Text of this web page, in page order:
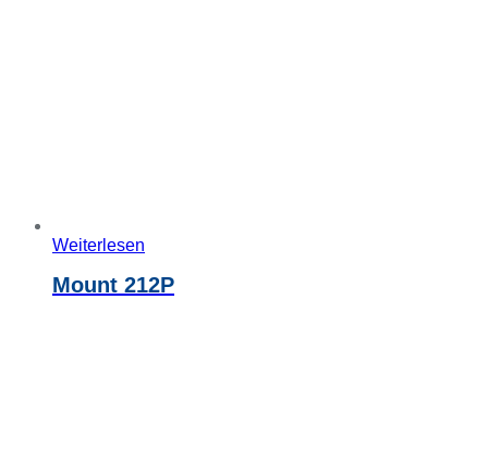
Weiterlesen
Mount 212P